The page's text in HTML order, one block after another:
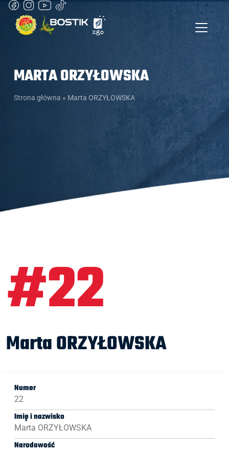
MARTA ORZYŁOWSKA
Strona główna » Marta ORZYŁOWSKA
#22
Marta ORZYŁOWSKA
Numer
22
Imię i nazwisko
Marta ORZYŁOWSKA
Narodowość